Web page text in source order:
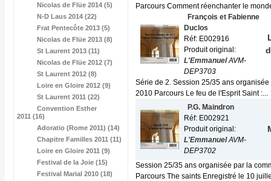
Nicolas de Flüe 2014 (5)
N-D Laus 2014 (22)
Frat Pentecôte 2013 (5)
Nicolas de Flüe 2013 (8)
St Laurent 2013 (11)
Nicolas de Flüe 2012 (7)
St Laurent 2012 (8)
Loire en Gloire 2012 (9)
St Laurent 2011 (22)
Convention Esther
2011 (16)
Adoratio (Rome 2011) (14)
Chapitre Familles 2011 (11)
Loire en Gloire 2011 (9)
Festival de la Joie (15)
Festival Marial 2010 (18)
Parcours Comment réenchanter le
François et Fabienne
Duclos
Réf: E002916
Produit original:
L'EmmanuelAVM-
DEP3703
Série de 2. Session 25/35 ans
2010 Parcours Le feu de l'Esprit Saint :...
P.G. Maindron
Réf: E002921
Produit original:
L'EmmanuelAVM-
DEP3702
Session 25/35 ans organisée par la
Parcours The saints Enregistré le 10